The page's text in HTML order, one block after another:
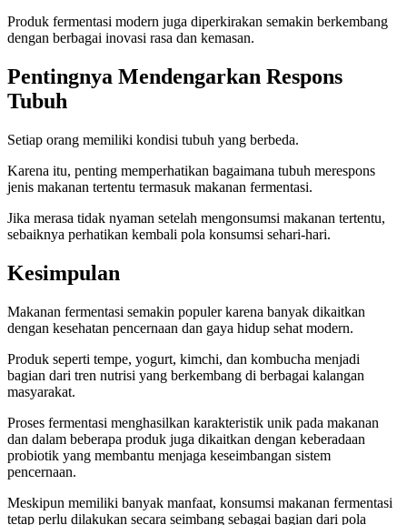
Produk fermentasi modern juga diperkirakan semakin berkembang
dengan berbagai inovasi rasa dan kemasan.
Pentingnya Mendengarkan Respons
Tubuh
Setiap orang memiliki kondisi tubuh yang berbeda.
Karena itu, penting memperhatikan bagaimana tubuh merespons
jenis makanan tertentu termasuk makanan fermentasi.
Jika merasa tidak nyaman setelah mengonsumsi makanan tertentu,
sebaiknya perhatikan kembali pola konsumsi sehari-hari.
Kesimpulan
Makanan fermentasi semakin populer karena banyak dikaitkan
dengan kesehatan pencernaan dan gaya hidup sehat modern.
Produk seperti tempe, yogurt, kimchi, dan kombucha menjadi
bagian dari tren nutrisi yang berkembang di berbagai kalangan
masyarakat.
Proses fermentasi menghasilkan karakteristik unik pada makanan
dan dalam beberapa produk juga dikaitkan dengan keberadaan
probiotik yang membantu menjaga keseimbangan sistem
pencernaan.
Meskipun memiliki banyak manfaat, konsumsi makanan fermentasi
tetap perlu dilakukan secara seimbang sebagai bagian dari pola